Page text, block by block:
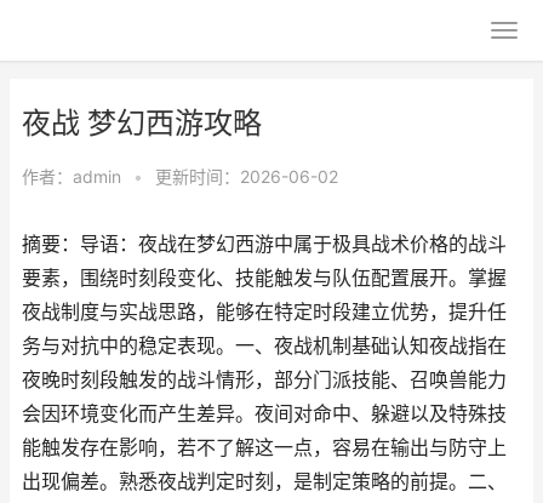
夜战 梦幻西游攻略
作者： admin • 更新时间：2026-06-02
摘要：导语：夜战在梦幻西游中属于极具战术价格的战斗
要素，围绕时刻段变化、技能触发与队伍配置展开。掌握
夜战制度与实战思路，能够在特定时段建立优势，提升任
务与对抗中的稳定表现。一、夜战机制基础认知夜战指在
夜晚时刻段触发的战斗情形，部分门派技能、召唤兽能力
会因环境变化而产生差异。夜间对命中、躲避以及特殊技
能触发存在影响，若不了解这一点，容易在输出与防守上
出现偏差。熟悉夜战判定时刻，是制定策略的前提。二、